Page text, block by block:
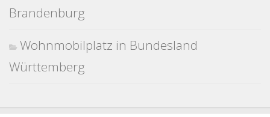
Brandenburg
Wohnmobilplatz in Bundesland
Württemberg